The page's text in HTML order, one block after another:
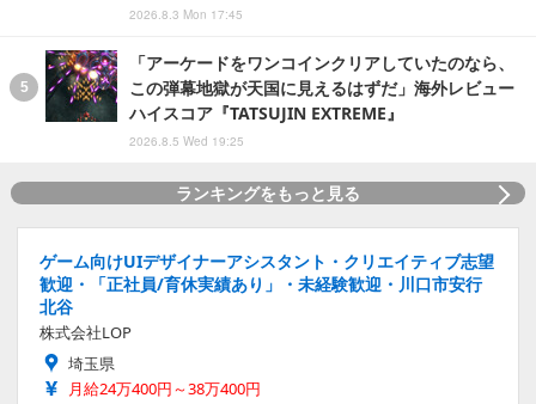
2026.8.3 Mon 17:45
「アーケードをワンコインクリアしていたのなら、
この弾幕地獄が天国に見えるはずだ」海外レビュー
ハイスコア『TATSUJIN EXTREME』
2026.8.5 Wed 19:25
ランキングをもっと見る
ゲーム向けUIデザイナーアシスタント・クリエイティブ志望
歓迎・「正社員/育休実績あり」・未経験歓迎・川口市安行
北谷
株式会社LOP
埼玉県
月給24万400円～38万400円